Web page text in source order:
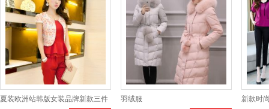
夏装欧洲站韩版女装品牌新款三件
羽绒服
新款时